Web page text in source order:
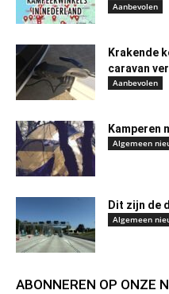
Aanbevolen
Krakende
caravan
Aanbevolen
Kamperen
Algemeen
Dit zijn de
Algemeen
ABONNEREN OP ONZE